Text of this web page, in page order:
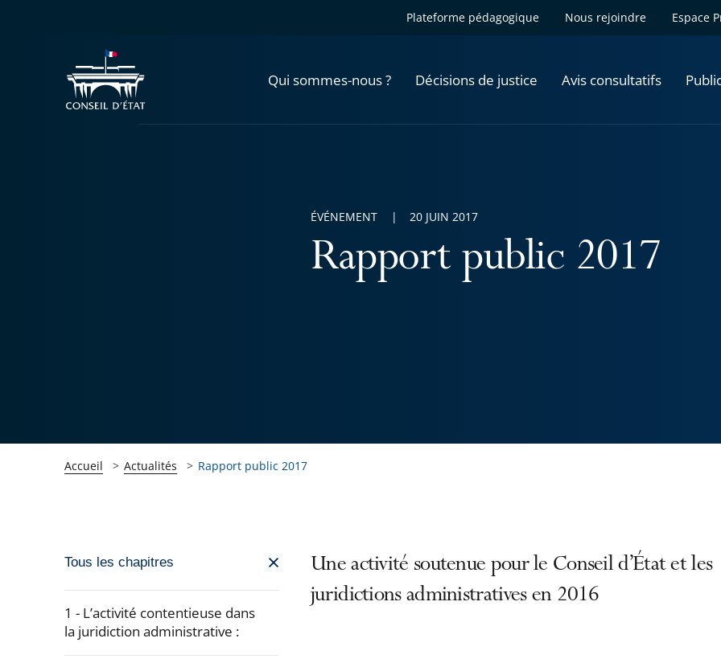
Plateforme pédagogique Nous rejoindre Espace
Qui sommes-nous ? Décisions de justice Avis consultatifs
Rapport public 2017
ÉVÉNEMENT 20 JUIN 2017
Accueil Actualités Rapport public 2017
Passer
navigation
de
Tous les chapitres
1 - L’activité contentieuse dans
la juridiction administrative :
Une activité soutenue pour le Conseil d’État et les
juridictions administratives en 2016